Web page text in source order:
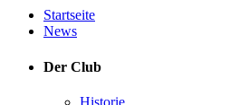
Startseite
News
Der Club
Historie